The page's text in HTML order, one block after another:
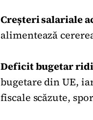
Creșteri salariale
alimentează
Deficit bugetar
bugetare din UE,
fiscale scăzute,